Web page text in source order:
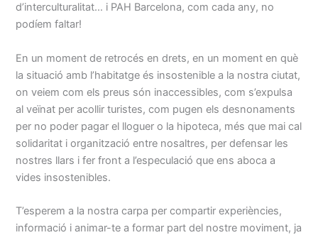
d’interculturalitat… i PAH Barcelona, com cada any, no
podíem faltar!
En un moment de retrocés en drets, en un moment en què
la situació amb l’habitatge és insostenible a la nostra ciutat,
on veiem com els preus són inaccessibles, com s’expulsa
al veïnat per acollir turistes, com pugen els desnonaments
per no poder pagar el lloguer o la hipoteca, més que mai cal
solidaritat i organització entre nosaltres, per defensar les
nostres llars i fer front a l’especulació que ens aboca a
vides insostenibles.
T’esperem a la nostra carpa per compartir experiències,
informació i animar-te a formar part del nostre moviment, ja